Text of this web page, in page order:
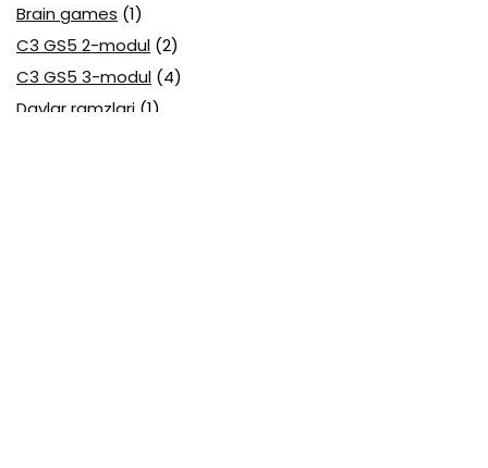
Brain games (1)
C3 GS5 2-modul (2)
C3 GS5 3-modul (4)
Davlar ramzlari (1)